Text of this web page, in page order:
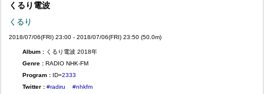
くるり電波
くるり
2018/07/06(FRI) 23:00 - 2018/07/06(FRI) 23:50 (50.0m)
Album : くるり電波 2018年
Genre : RADIO NHK-FM
Program : ID=2333
Twitter : #radiru #nhkfm